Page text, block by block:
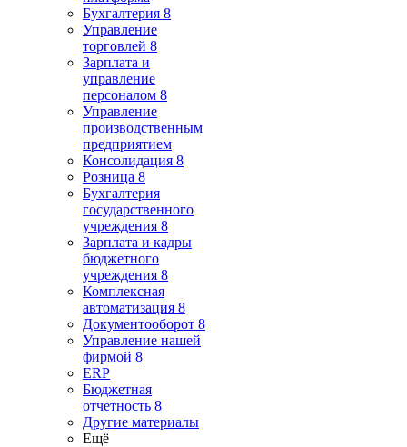
Бухгалтерия 8
Управление
торговлей 8
Зарплата и
управление
персоналом 8
Управление
производственным
предприятием
Консолидация 8
Розница 8
Бухгалтерия
государственного
учреждения 8
Зарплата и кадры
бюджетного
учреждения 8
Комплексная
автоматизация 8
Документооборот 8
Управление нашей
фирмой 8
ERP
Бюджетная
отчетность 8
Другие материалы
Ещё